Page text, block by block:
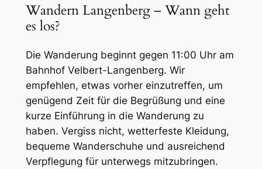
Wandern Langenberg – Wann geht
es los?
Die Wanderung beginnt gegen 11:00 Uhr am
Bahnhof Velbert-Langenberg. Wir
empfehlen, etwas vorher einzutreffen, um
genügend Zeit für die Begrüßung und eine
kurze Einführung in die Wanderung zu
haben. Vergiss nicht, wetterfeste Kleidung,
bequeme Wanderschuhe und ausreichend
Verpflegung für unterwegs mitzubringen.